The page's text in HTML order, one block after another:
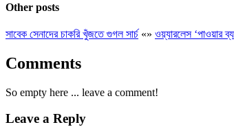
Other posts
সাবেক সেনাদের চাকরি খুঁজতে গুগল সার্চ «» ওয়্যারলেস ‘পাওয়ার
Comments
So empty here ... leave a comment!
Leave a Reply